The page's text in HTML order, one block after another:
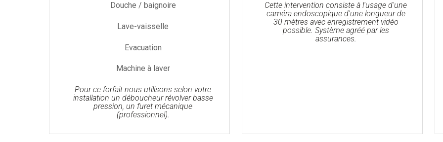
Douche / baignoire
Lave-vaisselle
Evacuation
Machine à laver
Pour ce forfait nous utilisons selon votre
installation un déboucheur révolver basse
pression, un furet mécanique
(professionnel).
Cette intervention consiste à l'usage d'une
caméra endoscopique d'une longueur de
30 mètres avec enregistrement vidéo
possible. Système agréé par les
assurances.